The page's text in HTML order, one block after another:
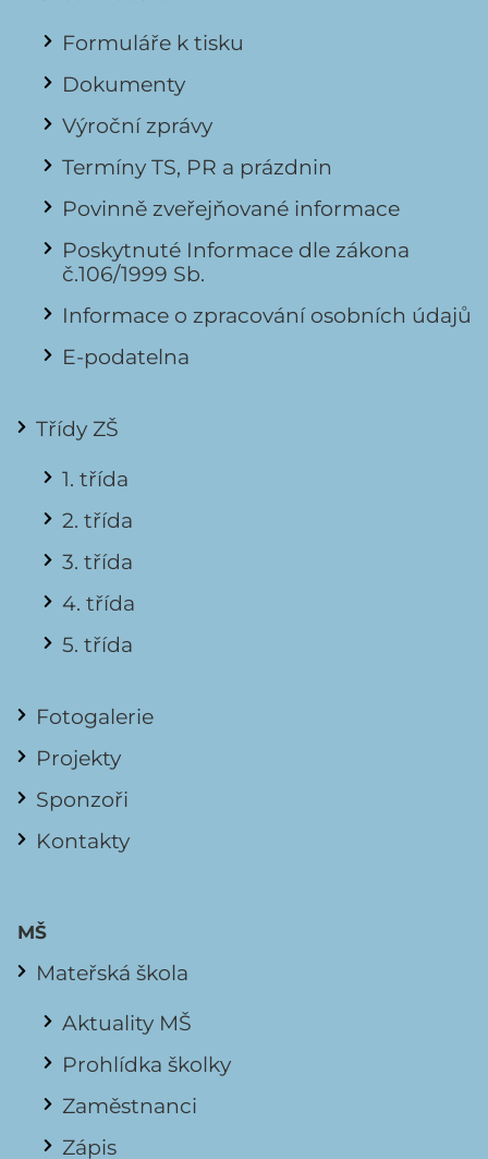
Formuláře k tisku
Dokumenty
Výroční zprávy
Termíny TS, PR a prázdnin
Povinně zveřejňované informace
Poskytnuté Informace dle zákona
č.106/1999 Sb.
Informace o zpracování osobních údajů
E-podatelna
Třídy ZŠ
1. třída
2. třída
3. třída
4. třída
5. třída
Fotogalerie
Projekty
Sponzoři
Kontakty
MŠ
Mateřská škola
Aktuality MŠ
Prohlídka školky
Zaměstnanci
Zápis